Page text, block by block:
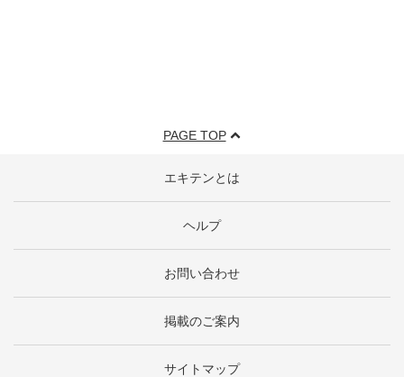
PAGE TOP
エキテンとは
ヘルプ
お問い合わせ
掲載のご案内
サイトマップ